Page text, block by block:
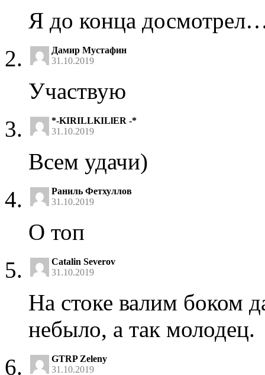
Я до конца
Дамир Мустафин
31.10.2019
Участвую
*-KIRILLKILlER -*
31.10.2019
Всем удачи)
Раниль Фетхуллов
31.10.2019
О топ
Catalin Severov
31.10.2019
На стоке валим боком
небыло, а так молодец.
GTRP Zeleny
31.10.2019